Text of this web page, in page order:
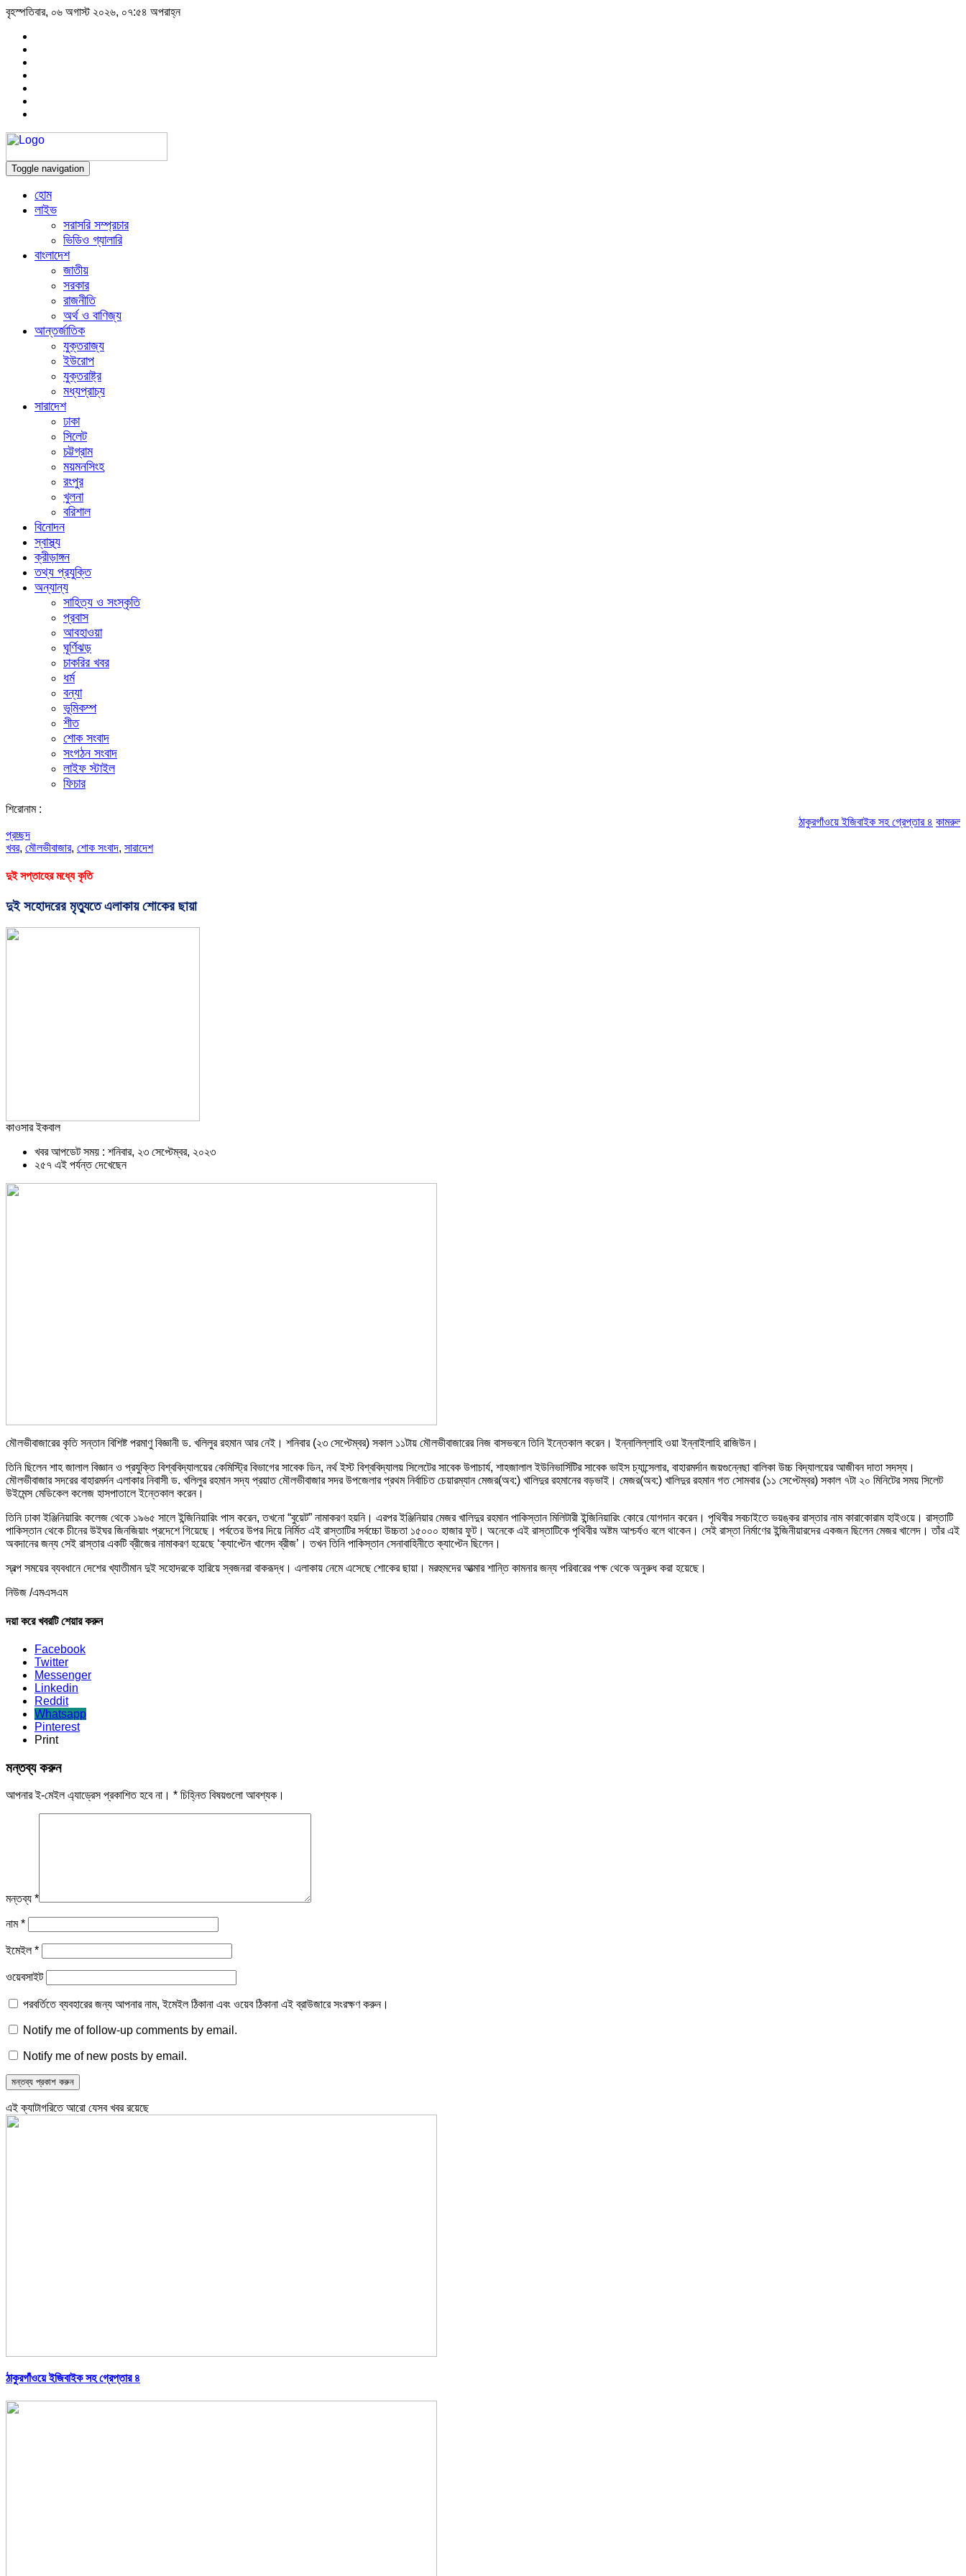
বৃহস্পতিবার, ০৬ অগাস্ট ২০২৬, ০৭:৫৪ অপরাহ্ন
Toggle navigation
হোম
লাইভ
সরাসরি সম্প্রচার
ভিডিও গ্যালারি
বাংলাদেশ
জাতীয়
সরকার
রাজনীতি
অর্থ ও বাণিজ্য
আন্তর্জাতিক
যুক্তরাজ্য
ইউরোপ
যুক্তরাষ্ট্র
মধ্যপ্রাচ্য
সারাদেশ
ঢাকা
সিলেট
চট্টগ্রাম
ময়মনসিংহ
রংপুর
খুলনা
বরিশাল
বিনোদন
স্বাস্থ্য
ক্রীড়াঙ্গন
তথ্য প্রযুক্তি
অন্যান্য
সাহিত্য ও সংস্কৃতি
প্রবাস
আবহাওয়া
ঘূর্ণিঝড়
চাকরির খবর
ধর্ম
বন্যা
ভূমিকম্প
শীত
শোক সংবাদ
সংগঠন সংবাদ
লাইফ স্টাইল
ফিচার
শিরোনাম :
ঠাকুরগাঁওয়ে ইজিবাইক সহ গ্রেপ্তার ৪ কামরুল-জসিম
প্রচ্ছদ
খবর, মৌলভীবাজার, শোক সংবাদ, সারাদেশ
দুই সপ্তাহের মধ্যে কৃতি
দুই সহোদরের মৃত্যুতে এলাকায় শোকের ছায়া
কাওসার ইকবাল
খবর আপডেট সময় : শনিবার, ২৩ সেপ্টেম্বর, ২০২৩
২৫৭ এই পর্যন্ত দেখেছেন
মৌলভীবাজারের কৃতি সন্তান বিশিষ্ট পরমাণু বিজ্ঞানী ড. খলিলুর রহমান আর নেই। শনিবার (২৩ সেপ্টেম্বর) সকাল ১১টায় মৌলভীবাজারের নিজ বাসভবনে তিনি ইন্তেকাল করেন। ইন্নালিল্লাহি ওয়া ইন্নাইলাহি রাজিউন।
তিনি ছিলেন শাহ জালাল বিজ্ঞান ও প্রযুক্তি বিশ্ববিদ্যালয়ের কেমিস্ট্রি বিভাগের সাবেক ডিন, নর্থ ইস্ট বিশ্ববিদ্যালয় সিলেটের সাবেক উপাচার্য, শাহজালাল ইউনিভার্সিটির সাবেক ভাইস চ্যান্সেলার, বাহারমর্দান জয়গুন্নেছা বালিকা উচ্চ বিদ্যালয়ের আজীবন দাতা সদস্য।
মৌলভীবাজার সদরের বাহারমর্দন এলাকার নিবাসী ড. খলিলুর রহমান সদ্য প্রয়াত মৌলভীবাজার সদর উপজেলার প্রথম নির্বাচিত চেয়ারম্যান মেজর(অব:) খালিদুর রহমানের বড়ভাই। মেজর(অব:) খালিদুর রহমান গত সোমবার (১১ সেপ্টেম্বর) সকাল ৭টা ২০ মিনিটের সময় সিলেট
উইমেন্স মেডিকেল কলেজ হাসপাতালে ইন্তেকাল করেন।
তিনি ঢাকা ইঞ্জিনিয়ারিং কলেজ থেকে ১৯৬৫ সালে ইন্জিনিয়ারিং পাস করেন, তখনো “বুয়েট” নামাকরণ হয়নি। এরপর ইঞ্জিনিয়ার মেজর খালিদুর রহমান পাকিস্তান মিলিটারী ইন্জিনিয়ারিং কোরে যোগদান করেন। পৃথিবীর সবচাইতে ভয়ঙ্কর রাস্তার নাম কারাকোরাম হাইওয়ে। রাস্তাটি
পাকিস্তান থেকে চীনের উইঘর জিনজিয়াং প্রদেশে গিয়েছে। পর্বতের উপর দিয়ে নির্মিত এই রাস্তাটির সর্বচ্চো উচ্চতা ১৫০০০ হাজার ফুট। অনেকে এই রাস্তাটিকে পৃথিবীর অষ্টম আশ্চর্যও বলে থাকেন। সেই রাস্তা নির্মাণের ইন্জিনীয়ারদের একজন ছিলেন মেজর খালেদ। তাঁর এই
অবদানের জন্য সেই রাস্তার একটি ব্রীজের নামাকরণ হয়েছে ‘ক্যাপ্টেন খালেদ ব্রীজ’। তখন তিনি পাকিস্তান সেনাবাহিনীতে ক্যাপ্টেন ছিলেন।
স্বল্প সময়ের ব্যবধানে দেশের খ্যাতীমান দুই সহোদরকে হারিয়ে স্বজনরা বাকরূদ্ধ। এলাকায় নেমে এসেছে শোকের ছায়া। মরহুমদের আত্মার শান্তি কামনার জন্য পরিবারের পক্ষ থেকে অনুরুধ করা হয়েছে।
নিউজ /এমএসএম
দয়া করে খবরটি শেয়ার করুন
Facebook
Twitter
Messenger
Linkedin
Reddit
Whatsapp
Pinterest
Print
মন্তব্য করুন
আপনার ই-মেইল এ্যাড্রেস প্রকাশিত হবে না। * চিহ্নিত বিষয়গুলো আবশ্যক।
মন্তব্য *
নাম*
ইমেইল*
ওয়েবসাইট
পরবর্তিতে ব্যবহারের জন্য আপনার নাম, ইমেইল ঠিকানা এবং ওয়েব ঠিকানা এই ব্রাউজারে সংরক্ষণ করুন।
Notify me of follow-up comments by email.
Notify me of new posts by email.
এই ক্যাটাগরিতে আরো যেসব খবর রয়েছে
ঠাকুরগাঁওয়ে ইজিবাইক সহ গ্রেপ্তার ৪